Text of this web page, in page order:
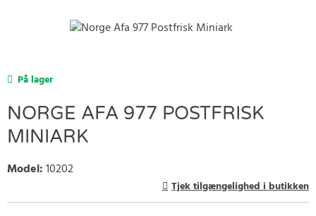
På lager
NORGE AFA 977 POSTFRISK
MINIARK
Model:10202
Tjek tilgængelighed i butikken